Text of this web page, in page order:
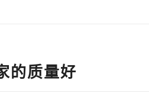
的质量好